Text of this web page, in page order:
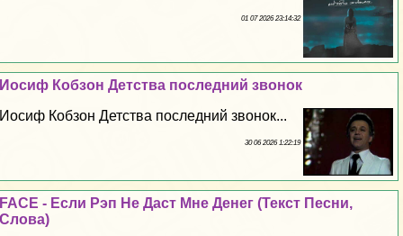
01 07 2026 23:14:32
Иосиф Кобзон Детства последний звонок
Иосиф Кобзон Детства последний звонок...
30 06 2026 1:22:19
FACE - Если Рэп Не Даст Мне Денег (Текст Песни,
Слова)